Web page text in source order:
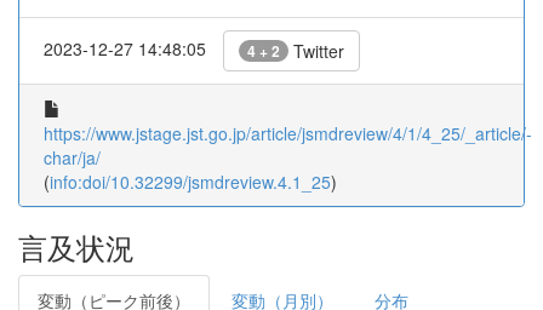
2023-12-27 14:48:05 4 + 2 Twitter
https://www.jstage.jst.go.jp/article/jsmdreview/4/1/4_25/_article/-
char/ja/
(info:doi/10.32299/jsmdreview.4.1_25)
言及状況
変動（ピーク前後） 変動（月別） 分布